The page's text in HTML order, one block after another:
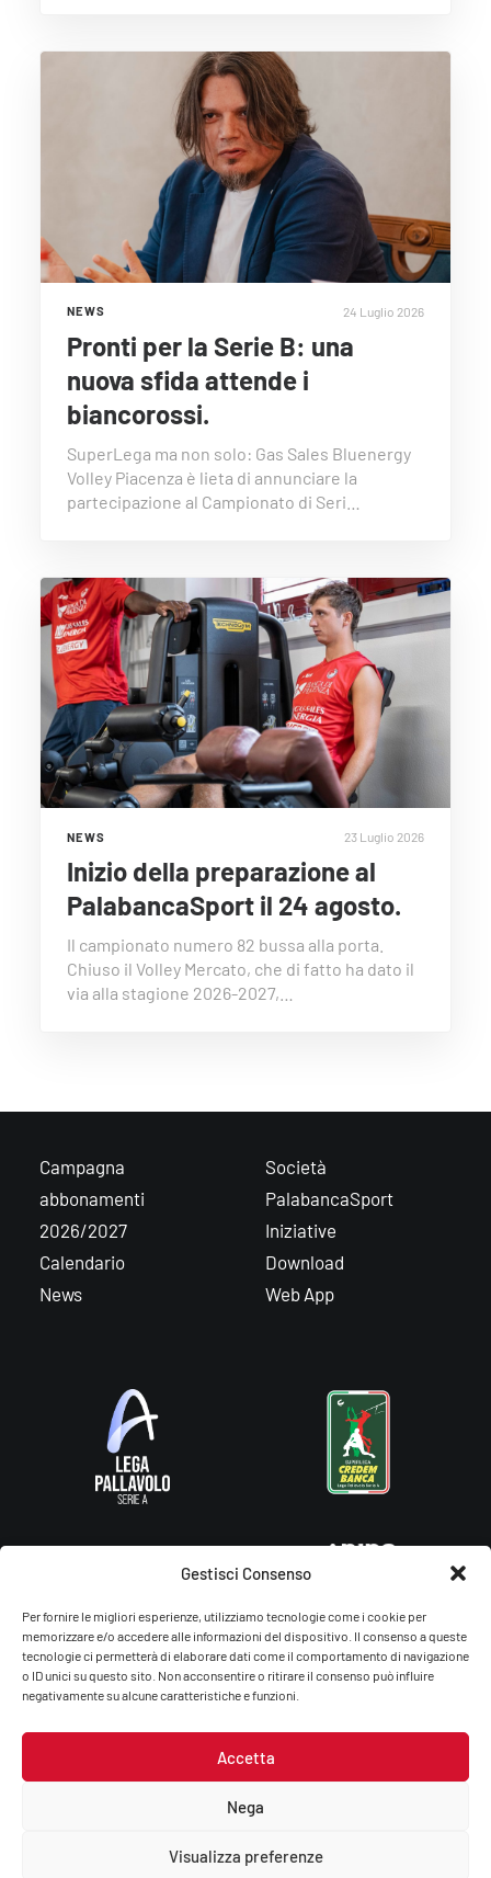
Gestisci Consenso
Per fornire le migliori esperienze, utilizziamo tecnologie come i cookie per
memorizzare e/o accedere alle informazioni del dispositivo. Il consenso a queste
tecnologie ci permetterà di elaborare dati come il comportamento di navigazione
o ID unici su questo sito. Non acconsentire o ritirare il consenso può influire
negativamente su alcune caratteristiche e funzioni.
Accetta
Nega
Visualizza preferenze
NEWS 24 Luglio 2026
Pronti per la Serie B: una
nuova sfida attende i
biancorossi.
SuperLega ma non solo: Gas Sales Bluenergy
Volley Piacenza è lieta di annunciare la
partecipazione al Campionato di Seri…
NEWS 23 Luglio 2026
Inizio della preparazione al
PalabancaSport il 24 agosto.
Il campionato numero 82 bussa alla porta.
Chiuso il Volley Mercato, che di fatto ha dato il
via alla stagione 2026-2027,…
Campagna
abbonamenti
2026/2027
Calendario
News
Società
PalabancaSport
Iniziative
Download
Web App
Gas Sales Bluenergy Volley Piacenza – You Energy Volley Ssdrl
P.Iva/C.F.: 01764660336
Privacy Policy–Cookie Policy